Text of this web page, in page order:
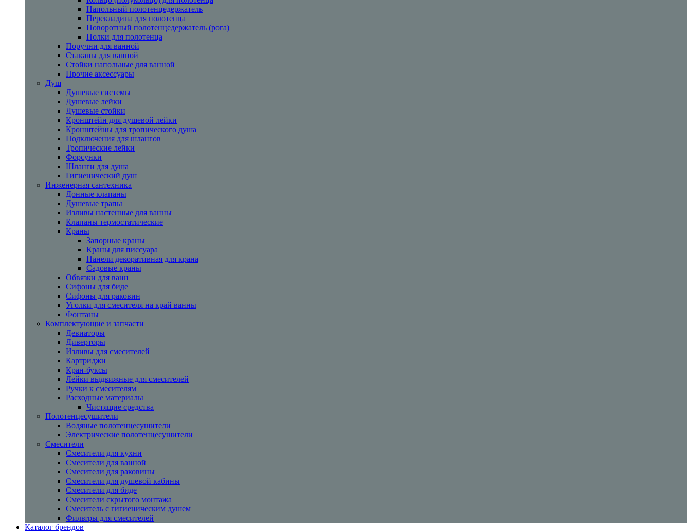
Напольный полотенцедержатель
Перекладина для полотенца
Поворотный полотенцедержатель (рога)
Полки для полотенца
Поручни для ванной
Стаканы для ванной
Стойки напольные для ванной
Прочие аксессуары
Душ
Душевые системы
Душевые лейки
Душевые стойки
Кронштейн для душевой лейки
Кронштейны для тропического душа
Подключения для шлангов
Тропические лейки
Форсунки
Шланги для душа
Гигиенический душ
Инженерная сантехника
Донные клапаны
Душевые трапы
Изливы настенные для ванны
Клапаны термостатические
Краны
Запорные краны
Краны для писсуара
Панели декоративная для крана
Садовые краны
Обвязки для ванн
Сифоны для биде
Сифоны для раковин
Уголки для смесителя на край ванны
Фонтаны
Комплектующие и запчасти
Девиаторы
Диверторы
Изливы для смесителей
Картриджи
Кран-буксы
Лейки выдвижные для смесителей
Ручки к смесителям
Расходные материалы
Чистящие средства
Полотенцесушители
Водяные полотенцесушители
Электрические полотенцесушители
Смесители
Смесители для кухни
Смесители для ванной
Смесители для раковины
Смесители для душевой кабины
Смесители для биде
Смесители скрытого монтажа
Смеситель с гигиеническим душем
Фильтры для смесителей
Каталог брендов